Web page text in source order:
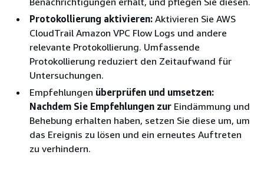
Protokollierung aktivieren: Aktivieren Sie AWS
CloudTrail Amazon VPC Flow Logs und andere
relevante Protokollierung. Umfassende
Protokollierung reduziert den Zeitaufwand für
Untersuchungen.
Empfehlungen überprüfen und umsetzen:
Nachdem Sie Empfehlungen zur Eindämmung und
Behebung erhalten haben, setzen Sie diese um, um
das Ereignis zu lösen und ein erneutes Auftreten
zu verhindern.